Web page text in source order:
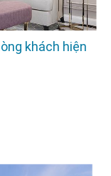
khách hiện